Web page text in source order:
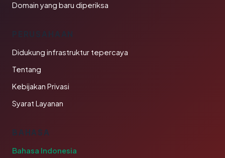
Domain yang baru diperiksa
PERUSAHAAN
Didukung infrastruktur tepercaya
Tentang
Kebijakan Privasi
Syarat Layanan
BAHASA
Bahasa Indonesia